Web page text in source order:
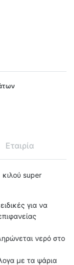
Εταιρία
super
για να
νερό στο
με τα ψάρια